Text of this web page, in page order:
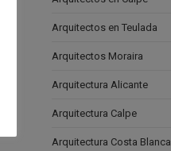
Arquitectos en Teulada
Arquitectos Moraira
Arquitectura Alicante
Arquitectura Calpe
Arquitectura Costa Blanca